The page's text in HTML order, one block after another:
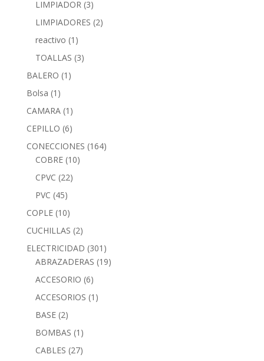
LIMPIADOR (3)
LIMPIADORES (2)
reactivo (1)
TOALLAS (3)
BALERO (1)
Bolsa (1)
CAMARA (1)
CEPILLO (6)
CONECCIONES (164)
COBRE (10)
CPVC (22)
PVC (45)
COPLE (10)
CUCHILLAS (2)
ELECTRICIDAD (301)
ABRAZADERAS (19)
ACCESORIO (6)
ACCESORIOS (1)
BASE (2)
BOMBAS (1)
CABLES (27)